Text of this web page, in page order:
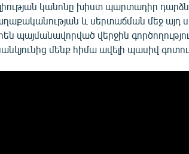
կանոնը խիստ պարտադիր
և սերտաճման մեջ այդ
պայմանավորված վերջին
մենք հիմա ավելի պասիվ